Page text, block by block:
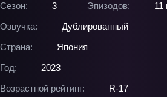
Сезон: 3 Эпизодов:
11
Озвучка:
Дублированный
Страна:
Япония
Год:
2023
Возрастной рейтинг:
R-17